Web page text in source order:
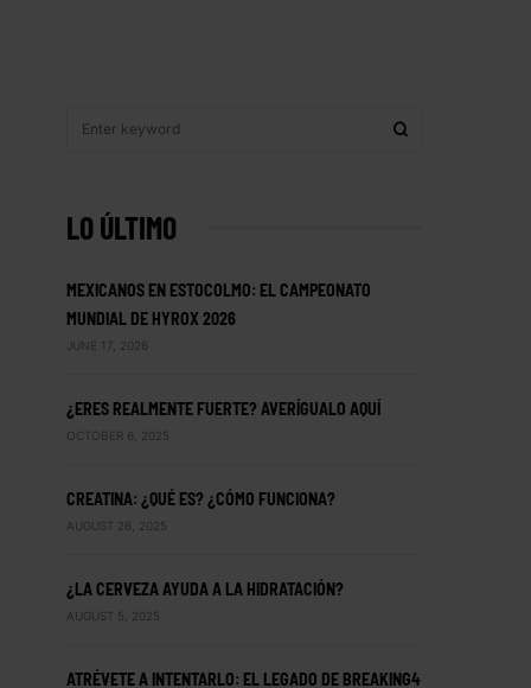
LO ÚLTIMO
MEXICANOS EN ESTOCOLMO: EL CAMPEONATO
MUNDIAL DE HYROX 2026
JUNE 17, 2026
¿ERES REALMENTE FUERTE? AVERÍGUALO AQUÍ
OCTOBER 6, 2025
CREATINA: ¿QUÉ ES? ¿CÓMO FUNCIONA?
AUGUST 26, 2025
¿LA CERVEZA AYUDA A LA HIDRATACIÓN?
AUGUST 5, 2025
ATRÉVETE A INTENTARLO: EL LEGADO DE BREAKING4